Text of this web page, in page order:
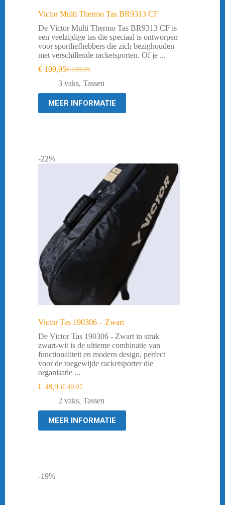
Victor Multi Thermo Tas BR9313 CF
De Victor Multi Thermo Tas BR9313 CF is
een veelzijdige tas die speciaal is ontworpen
voor sportliefhebbers die zich bezighouden
met verschillende racketsporten. Of je ...
€139,95
Oorspronkelijke
prijs
was:
€ 139,95.
€ 109,95Huidige
prijs
is:
€ 109,95.
3 vaks, Tassen
MEER INFORMATIE
-22%
Victor Tas 190306 – Zwart
De Victor Tas 190306 - Zwart in strak
zwart-wit is de ultieme combinatie van
functionaliteit en modern design, perfect
voor de toegewijde racketsporter die
organisatie ...
€49,95
Oorspronkelijke
prijs
was:
€ 49,95.
€ 38,95Huidige
prijs
is:
€ 38,95.
2 vaks, Tassen
MEER INFORMATIE
-19%